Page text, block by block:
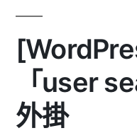
「user
外掛